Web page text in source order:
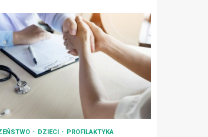
DZIECI PROFILAKTYKA